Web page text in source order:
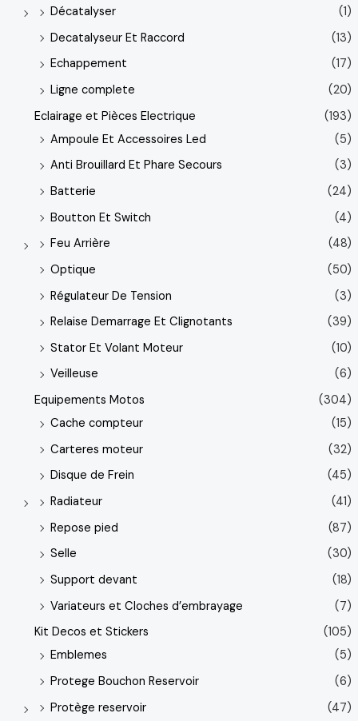
Décatalyser
(1)
Decatalyseur Et Raccord
(13)
Echappement
(17)
Ligne complete
(20)
Eclairage et Pièces Electrique
(193)
Ampoule Et Accessoires Led
(5)
Anti Brouillard Et Phare Secours
(3)
Batterie
(24)
Boutton Et Switch
(4)
Feu Arrière
(48)
Optique
(50)
Régulateur De Tension
(3)
Relaise Demarrage Et Clignotants
(39)
Stator Et Volant Moteur
(10)
Veilleuse
(6)
Equipements Motos
(304)
Cache compteur
(15)
Carteres moteur
(32)
Disque de Frein
(45)
Radiateur
(41)
Repose pied
(87)
Selle
(30)
Support devant
(18)
Variateurs et Cloches d’embrayage
(7)
Kit Decos et Stickers
(105)
Emblemes
(5)
Protege Bouchon Reservoir
(6)
Protège reservoir
(47)